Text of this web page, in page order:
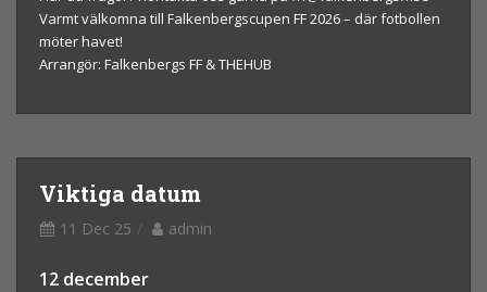
Varmtvälkomna till Falkenbergscupen FF2026 – därfotbollen
möter havet!
Arrangör: Falkenbergs FF &THEHUB
Viktiga datum
11 Dec 25 admin
12 december